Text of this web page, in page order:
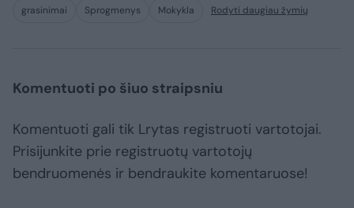
grasinimai Sprogmenys Mokykla Rodyti daugiau žymių
Komentuoti po šiuo straipsniu
Komentuoti gali tik Lrytas registruoti vartotojai.
Prisijunkite prie registruotų vartotojų
bendruomenės ir bendraukite komentaruose!